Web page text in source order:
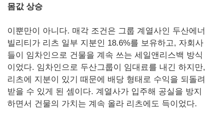
몸값 상승
이뿐만이 아니다. 매각 조건은 그룹 계열사인 두산에너
빌리티가 리츠 일부 지분인 18.6%를 보유하고, 자회사
들이 임차인으로 건물을 계속 쓰는 세일앤리스백 방식
이었다. 임차인으로 두산그룹이 임대료를 내긴 하지만,
리츠에 지분이 있기 때문에 배당 형태로 수익을 되돌려
받을 수 있게 된 셈이다. 계열사가 입주해 공실을 방지
하면서 건물의 가치는 계속 올라 리츠에도 득이었다.